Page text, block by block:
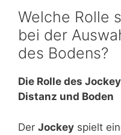
Welche Rolle
bei der
des Bodens?
Die Rolle des
Distanz und Boden
Der Jockey spielt